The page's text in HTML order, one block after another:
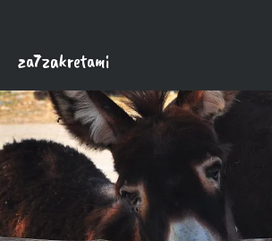
content
za7zakretami